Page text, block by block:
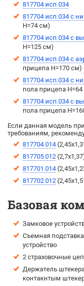
817704 исп.034
817704 исп.034 с
H=74 см)
817704 исп.034 с
H=125 см)
817704 исп.034 с
прицепа H=170 см)
817704 исп.034 с
пола прицепа
817704 исп.034 с
пола прицепа
Если данная модель
требованиям,
817704.014
817705.012
817701.014
817702.012
Базовая
Замковое
Съемная
устройство
2 страховочные
Держатель
контакнтым